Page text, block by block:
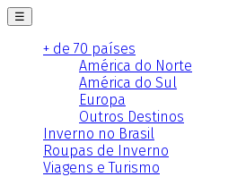
☰
+ de 70 países
América do Norte
América do Sul
Europa
Outros Destinos
Inverno no Brasil
Roupas de Inverno
Viagens e Turismo